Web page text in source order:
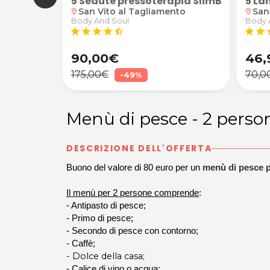
Delizia - location_on San Vito al Tagliamento
Body And Soul
star star star star star_half
90,00€
175,00€ -49%
location_on
Body
star star
Menù di pesce - 2
DESCRIZIONE DELL'OFFERTA
Buono del valore di 80 euro per un menù di pesce
Il menù per 2 persone comprende:
- Antipasto di pesce;
- Primo di pesce;
- Secondo di pesce con contorno;
- Caffè;
- Dolce della casa;